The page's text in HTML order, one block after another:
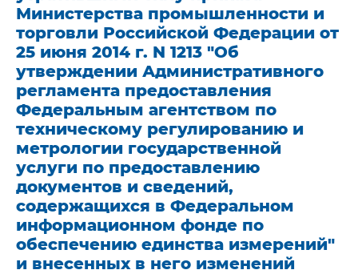
Министерства промышленности и
торговли Российской Федерации от
25 июня 2014 г. N 1213 "Об
утверждении Административного
регламента предоставления
Федеральным агентством по
техническому регулированию и
метрологии государственной
услуги по предоставлению
документов и сведений,
содержащихся в Федеральном
информационном фонде по
обеспечению единства измерений"
и внесенных в него изменений